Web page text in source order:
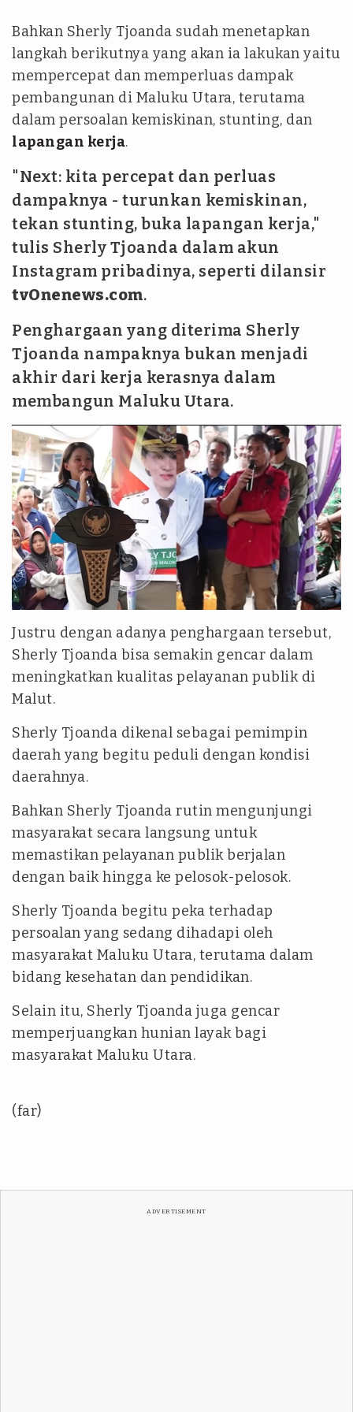
Bahkan Sherly Tjoanda sudah menetapkan
langkah berikutnya yang akan ia lakukan yaitu
mempercepat dan memperluas dampak
pembangunan di Maluku Utara, terutama
dalam persoalan kemiskinan, stunting, dan
lapangan kerja.
"Next: kita percepat dan perluas
dampaknya - turunkan kemiskinan,
tekan stunting, buka lapangan kerja,"
tulis Sherly Tjoanda dalam akun
Instagram pribadinya, seperti dilansir
tvOnenews.com.
Penghargaan yang diterima Sherly
Tjoanda nampaknya bukan menjadi
akhir dari kerja kerasnya dalam
membangun Maluku Utara.
Justru dengan adanya penghargaan tersebut,
Sherly Tjoanda bisa semakin gencar dalam
meningkatkan kualitas pelayanan publik di
Malut.
Sherly Tjoanda dikenal sebagai pemimpin
daerah yang begitu peduli dengan kondisi
daerahnya.
Bahkan Sherly Tjoanda rutin mengunjungi
masyarakat secara langsung untuk
memastikan pelayanan publik berjalan
dengan baik hingga ke pelosok-pelosok.
Sherly Tjoanda begitu peka terhadap
persoalan yang sedang dihadapi oleh
masyarakat Maluku Utara, terutama dalam
bidang kesehatan dan pendidikan.
Selain itu, Sherly Tjoanda juga gencar
memperjuangkan hunian layak bagi
masyarakat Maluku Utara.
(far)
ADVERTISEMENT